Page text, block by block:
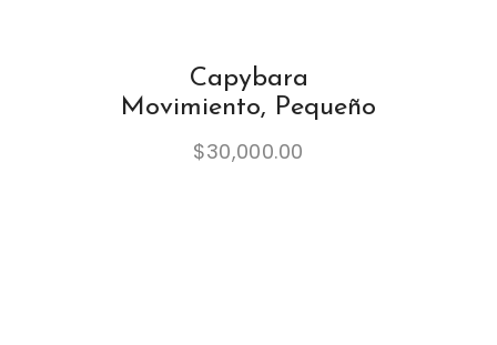
Capybara
Movimiento, Pequeño
$30,000.00